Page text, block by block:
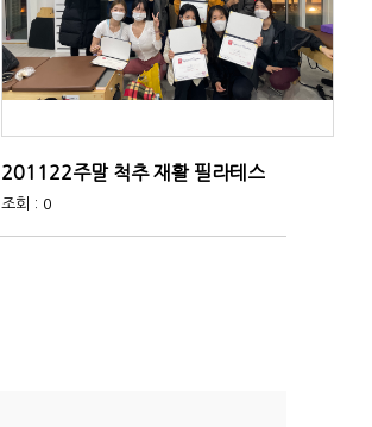
201122주말 척추 재활 필라테스
조회 : 0